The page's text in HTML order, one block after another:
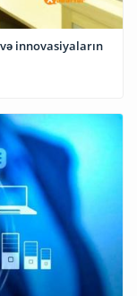
innovasiyaların